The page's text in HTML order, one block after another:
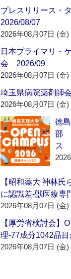
プレスリリース・
2026/08/07
2026年08月07日 (金)
日本プライマリ・
会 2026/09
2026年08月07日 (金)
埼玉県病院薬剤
2026年08月07日 (金)
徳
部
ス
【昭和薬大 神林氏
に認識差‐獣医療専
2026年08月07日 (金)
【厚労省検討会】
理‐77成分1042品
2026年08月07日 (金)